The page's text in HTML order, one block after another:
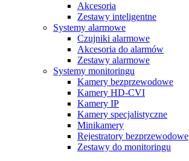
Akcesoria
Zestawy inteligentne
Systemy alarmowe
Czujniki alarmowe
Akcesoria do alarmów
Zestawy alarmowe
Systemy monitoringu
Kamery bezprzewodowe
Kamery HD-CVI
Kamery IP
Kamery specjalistyczne
Minikamery
Rejestratory bezprzewodowe
Zestawy do monitoringu